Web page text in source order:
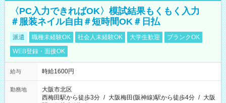
〈PC入力できればOK〉模試結果もくもく入力
＃服装ネイル自由＃短時間OK＃日払
派遣 職種未経験OK 社会人未経験OK 大学生歓迎
ブランクOK
WEB登録・面接OK
給与 時給1600円
勤務地
大阪市北区
西梅田駅から徒歩3分 / 大阪梅田(阪神線)駅から徒歩4分 / 大阪